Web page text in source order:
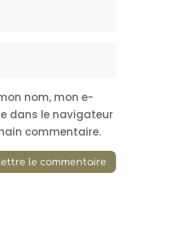
nom, mon e-
dans le navigateur
commentaire.
le commentaire